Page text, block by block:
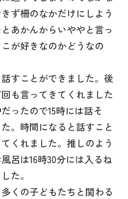
ず柵のなかだけにしよう
あかんからいややと言っ
が好きなのかどうなの
すことができました。後
も言ってきてくれました
ったので15時には話そ
。時間になると話すこと
くれました。推しのよう
呂は16時30分には入るね
た。
くの子どもたちと関わる